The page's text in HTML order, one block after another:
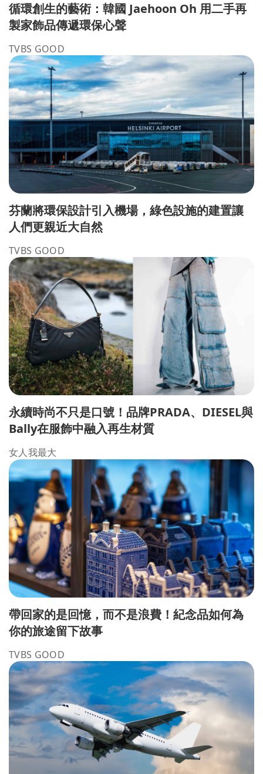
循環創生的藝術：韓國 Jaehoon Oh 用二手再
製家飾品傳遞環保心聲
TVBS GOOD
芬蘭將環保設計引入機場，綠色設施的建置讓
人們更親近大自然
TVBS GOOD
永續時尚不只是口號！品牌PRADA、DIESEL與
Bally在服飾中融入再生材質
女人我最大
帶回家的是回憶，而不是浪費！紀念品如何為
你的旅途留下故事
TVBS GOOD